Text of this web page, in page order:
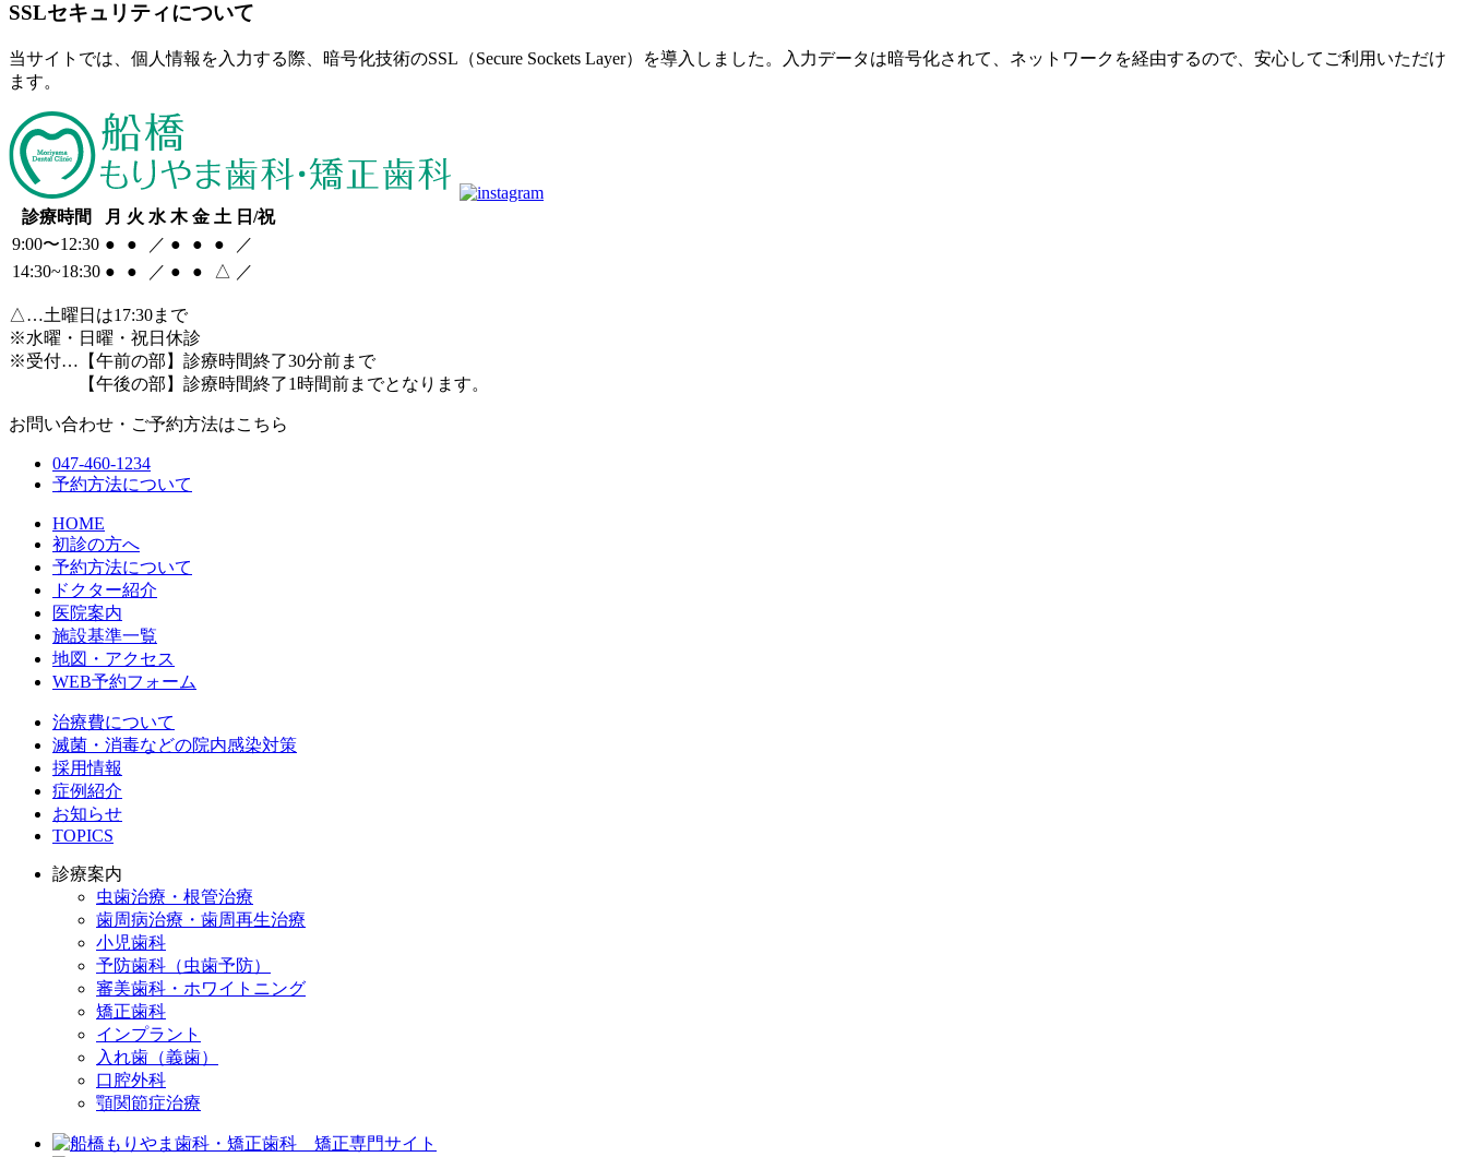
SSLセキュリティについて
当サイトでは、個人情報を入力する際、暗号化技術のSSL（Secure Sockets Layer）を導入しました。入力データは暗号化されて、ネットワークを経由するので、安心してご利用いただけ
ます。
診療時間 月 火 水 木 金 土 日/祝
9:00〜12:30 ● ● ／ ● ● ●
／
14:30~18:30 ● ● ／ ● ● △ ／
△…土曜日は17:30まで
※水曜・日曜・祝日休診
※受付…【午前の部】診療時間終了30分前まで
【午後の部】診療時間終了1時間前までとなります。
お問い合わせ・ご予約方法はこちら
047-460-1234
予約方法について
HOME
初診の方へ
予約方法について
ドクター紹介
医院案内
施設基準一覧
地図・アクセス
WEB予約フォーム
治療費について
滅菌・消毒などの院内感染対策
採用情報
症例紹介
お知らせ
TOPICS
診療案内
虫歯治療・根管治療
歯周病治療・歯周再生治療
小児歯科
予防歯科（虫歯予防）
審美歯科・ホワイトニング
矯正歯科
インプラント
入れ歯（義歯）
口腔外科
顎関節症治療